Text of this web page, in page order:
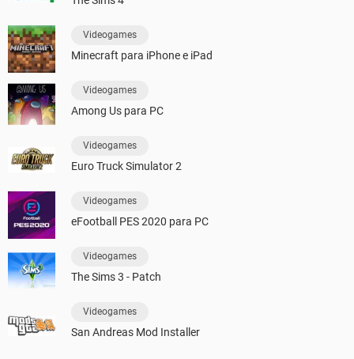
Videogames
Minecraft para iPhone e iPad
Videogames
Among Us para PC
Videogames
Euro Truck Simulator 2
Videogames
eFootball PES 2020 para PC
Videogames
The Sims 3 - Patch
Videogames
San Andreas Mod Installer